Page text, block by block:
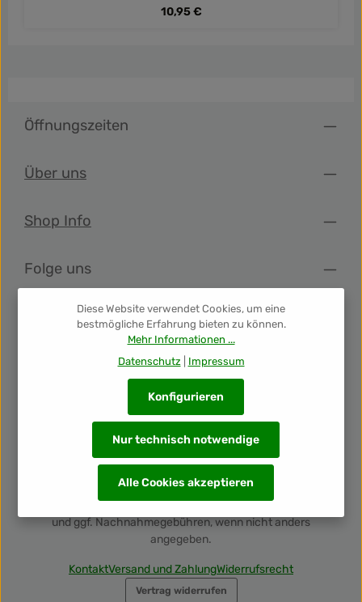
Regulärer Preis:
10,95 €
Öffnungszeiten
Über uns
Shop Info
Folge uns
Newsletter
Unsere Auszeichnungen
Alle Preise inkl. gesetzl. Mehrwertsteuer zzgl.Versandkosten
und ggf. Nachnahmegebühren, wenn nicht anders
angegeben.
KontaktVersand und ZahlungWiderrufsrecht
Vertrag widerrufen
Diese Website verwendet Cookies, um eine
bestmögliche Erfahrung bieten zu können.
Mehr Informationen ...
Datenschutz| Impressum
Nur technisch notwendige
Konfigurieren
Alle Cookies akzeptieren